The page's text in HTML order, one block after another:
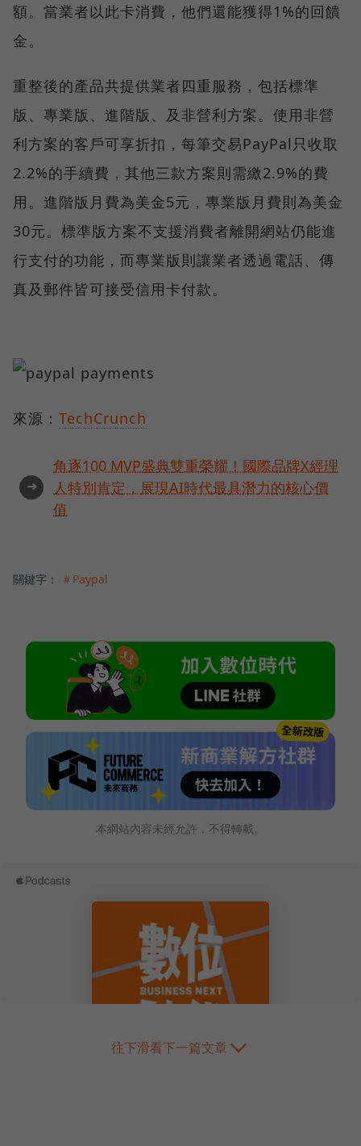
額。當業者以此卡消費，他們還能獲得1%的回饋
金。
重整後的產品共提供業者四重服務，包括標準
版、專業版、進階版、及非營利方案。使用非營
利方案的客戶可享折扣，每筆交易PayPal只收取
2.2%的手續費，其他三款方案則需繳2.9%的費
用。進階版月費為美金5元，專業版月費則為美金
30元。標準版方案不支援消費者離開網站仍能進
行支付的功能，而專業版則讓業者透過電話、傳
真及郵件皆可接受信用卡付款。
來源： TechCrunch
➜
角逐100 MVP盛典雙重榮耀！國際品牌X經理
人特別肯定，展現AI時代最具潛力的核心價
值
關鍵字： ＃Paypal
本網站內容未經允許，不得轉載。
往下滑看下一篇文章